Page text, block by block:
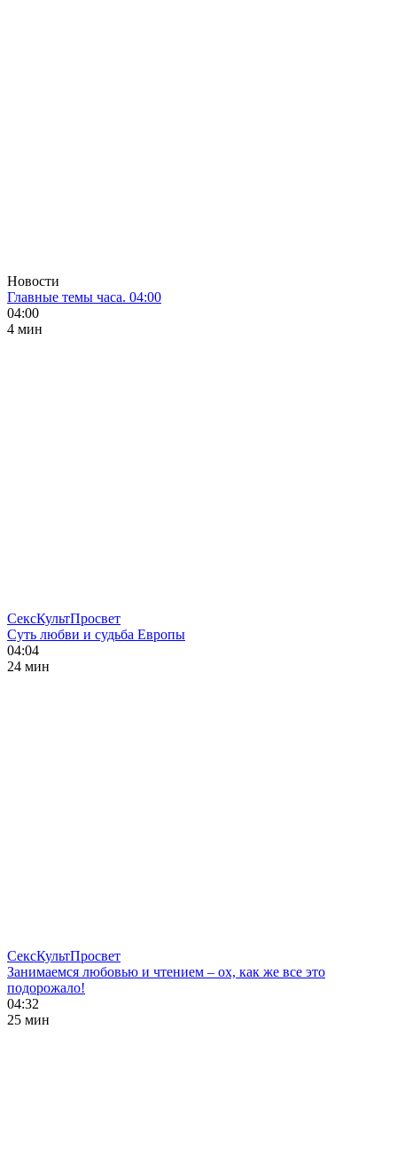
Новости
Главные темы часа. 04:00
04:00
4 мин
СексКультПросвет
Суть любви и судьба Европы
04:04
24 мин
СексКультПросвет
Занимаемся любовью и чтением – ох, как же все это
подорожало!
04:32
25 мин